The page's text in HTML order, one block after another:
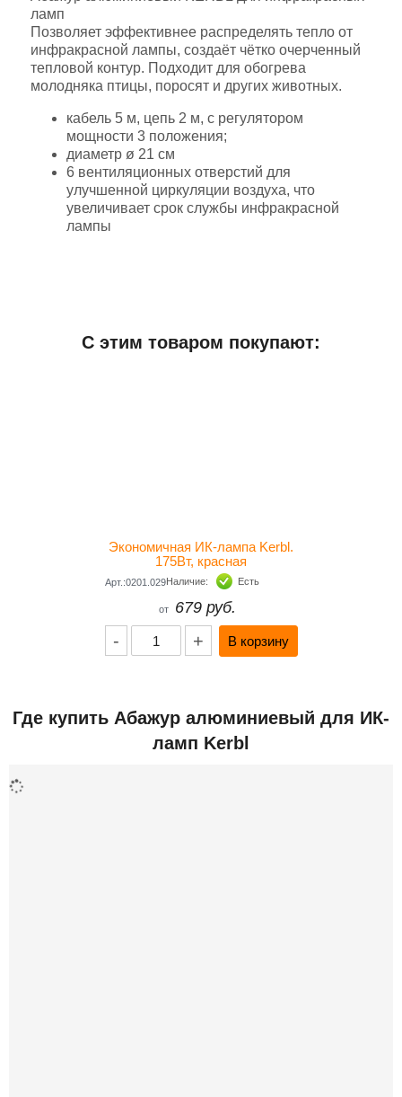
ламп
Позволяет эффективнее распределять тепло от
инфракрасной лампы, создаёт чётко очерченный
тепловой контур. Подходит для обогрева
молодняка птицы, поросят и других животных.
кабель 5 м, цепь 2 м, с регулятором
мощности 3 положения;
диаметр ø 21 см
6 вентиляционных отверстий для
улучшенной циркуляции воздуха, что
увеличивает срок службы инфракрасной
лампы
С этим товаром покупают:
Экономичная ИК-лампа Kerbl.
175Вт, красная
Арт.:0201.029Наличие: Есть
от 679 руб.
- +
Где купить Абажур алюминиевый для ИК-
ламп Kerbl